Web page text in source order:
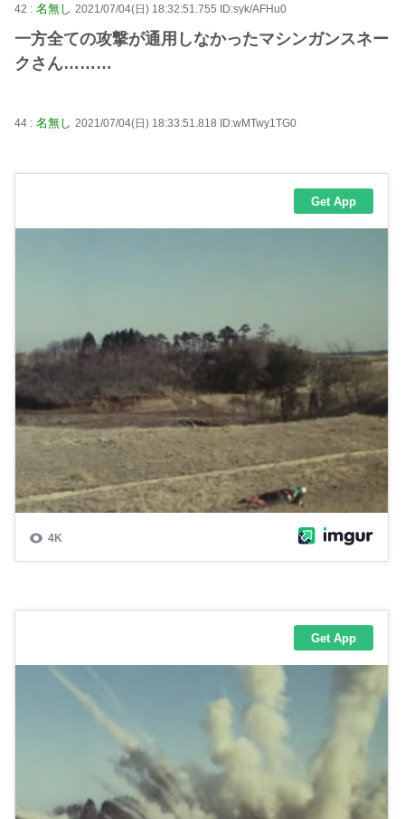
42 : 名無し 2021/07/04(日) 18:32:51.755 ID:syk/AFHu0
一方全ての攻撃が通用しなかったマシンガンスネー
クさん………
44 : 名無し 2021/07/04(日) 18:33:51.818 ID:wMTwy1TG0